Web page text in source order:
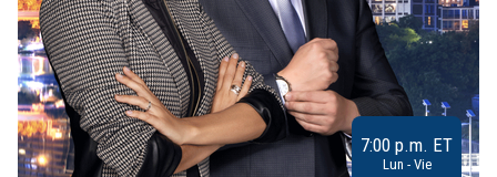
7:00 p.m. ET
Lun - Vie